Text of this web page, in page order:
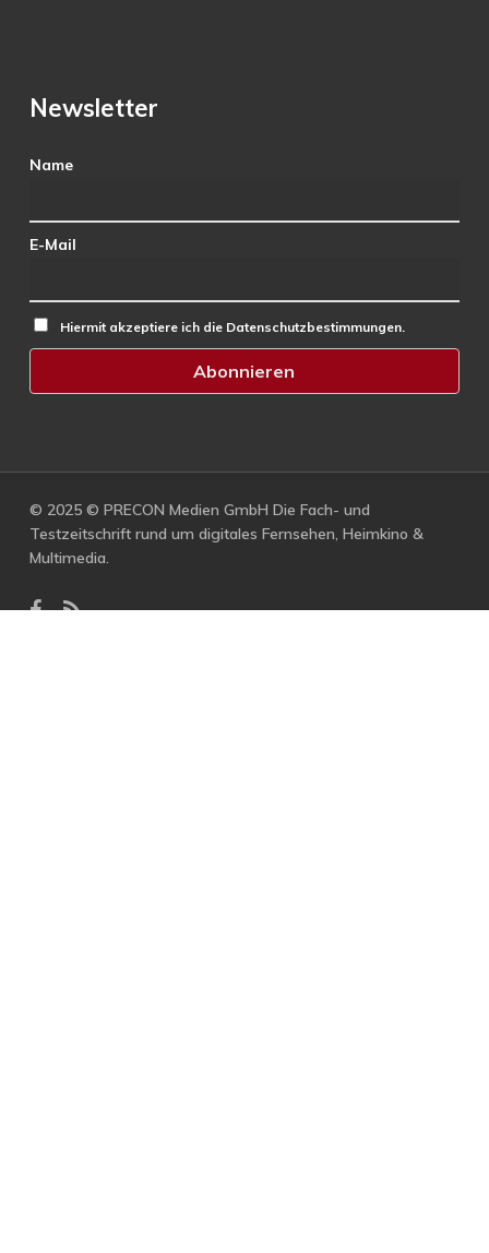
Newsletter
Name
E-Mail
Hiermit akzeptiere ich die Datenschutzbestimmungen.
© 2025 © PRECON Medien GmbH Die Fach- und
Testzeitschrift rund um digitales Fernsehen, Heimkino &
Multimedia.
facebook
RSS